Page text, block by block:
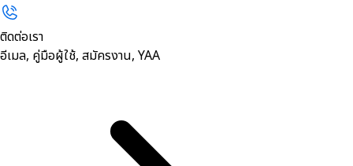
ติดต่อเรา
อีเมล, คู่มือผู้ใช้, สมัครงาน, YAA